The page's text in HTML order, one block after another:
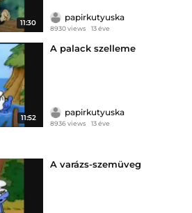
11:30
papirkutyuska
8930 views 13 éve
11:52
A palack szelleme
papirkutyuska
8936 views 13 éve
A varázs-szemüveg